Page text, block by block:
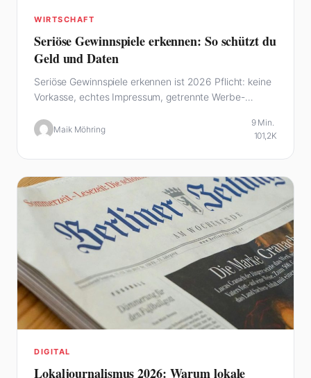
WIRTSCHAFT
Seriöse Gewinnspiele erkennen: So schützt du
Geld und Daten
Seriöse Gewinnspiele erkennen ist 2026 Pflicht: keine
Vorkasse, echtes Impressum, getrennte Werbe-
Maik Möhring
9 Min.
101,2K
DIGITAL
Lokaljournalismus 2026: Warum lokale